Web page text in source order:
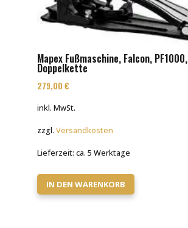
Mapex Fußmaschine, Falcon, PF1000,
Doppelkette
279,00 €
inkl. MwSt.
zzgl. Versandkosten
Lieferzeit: ca. 5 Werktage
IN DEN WARENKORB